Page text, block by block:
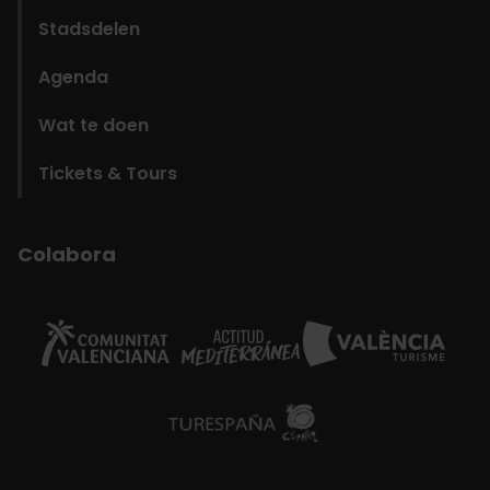
Stadsdelen
Agenda
Wat te doen
Tickets & Tours
Colabora